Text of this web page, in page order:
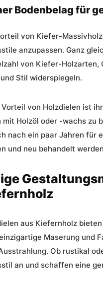
Bodenbelag für
von Kiefer-
anzupassen. Ganz
von Kiefer-Holzarten,
Stil widerspiegeln.
von Holzdielen ist
Holzöl oder -wachs zu
nach ein paar Jahren für
und neu behandelt
aus Kiefernholz
Maserung und
Ob rustikal
an und schaffen eine